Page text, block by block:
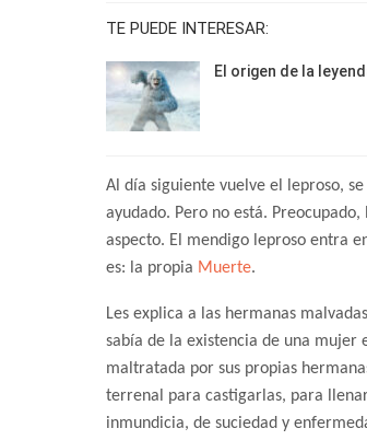
TE PUEDE INTERESAR:
El origen de la
Al día siguiente vuelve el leproso,
ayudado. Pero no está.
aspecto. El mendigo leproso entra
es: la propia Muerte.
Les explica a las hermanas
sabía de la existencia de una mujer
maltratada por sus propias
terrenal para castigarlas, para
inmundicia, de suciedad y